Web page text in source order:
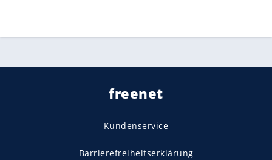
freenet
Kundenservice
Barrierefreiheitserklärung